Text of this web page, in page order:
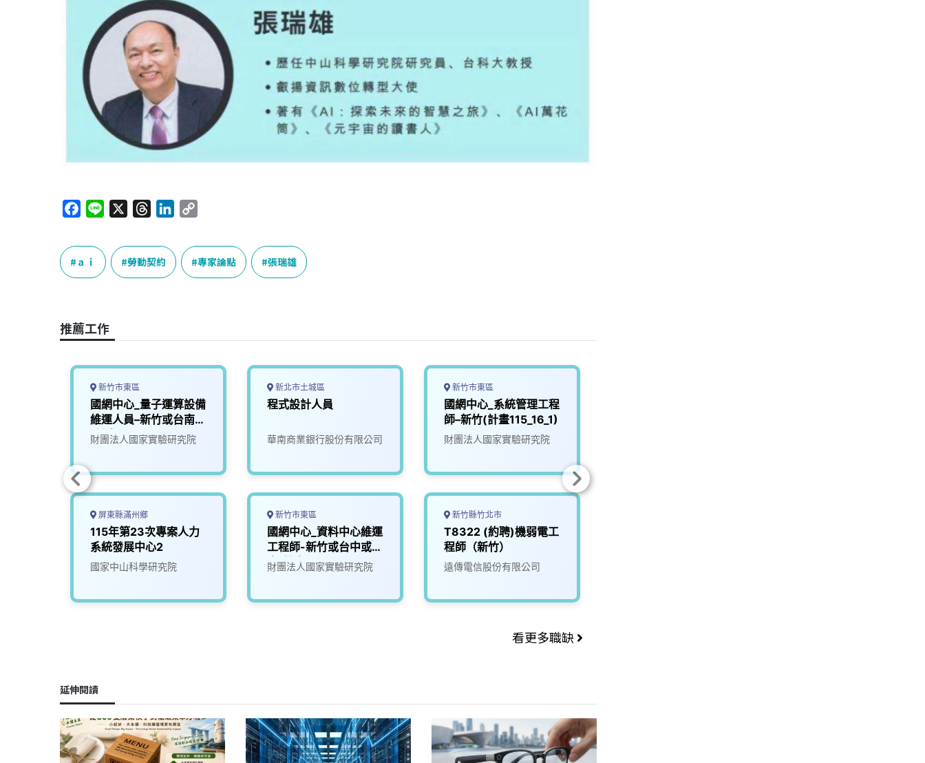
c
e
b
k
e
r
e
a
k
p
y
L
ａｉ 勞動契約 專家論點 張瑞雄
推薦工作
新竹市東區
國網中心_量子運算設備
維運人員–新竹或台南
(計畫115_05)
財團法人國家實驗研究院
屏東縣滿州鄉
115年第23次專案人力
系統發展中心2
國家中山科學研究院
新北市土城區
程式設計人員
華南商業銀行股份有限公司
新竹市東區
國網中心_資料中心維運
工程師-新竹或台中或台
南(計畫115_06_4)
財團法人國家實驗研究院
新竹市東區
國網中心_系統管理工程
師–新竹(計畫115_16_1)
財團法人國家實驗研究院
新竹縣竹北市
T8322 (約聘)機弱電工
程師（新竹）
遠傳電信股份有限公司
看更多職缺
延伸閱讀